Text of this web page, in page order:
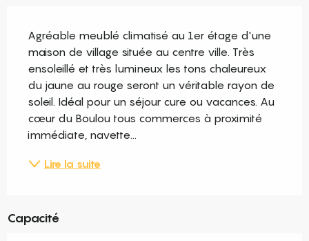
Agréable meublé climatisé au 1er étage d'une
maison de village située au centre ville. Très
ensoleillé et très lumineux les tons chaleureux
du jaune au rouge seront un véritable rayon de
soleil. Idéal pour un séjour cure ou vacances. Au
cœur du Boulou tous commerces à proximité
immédiate, navette...
Lire la suite
Capacité